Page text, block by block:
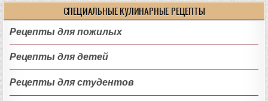
СПЕЦИАЛЬНЫЕ КУЛИНАРНЫЕ РЕЦЕПТЫ
Рецепты для пожилых
Рецепты для детей
Рецепты для студентов